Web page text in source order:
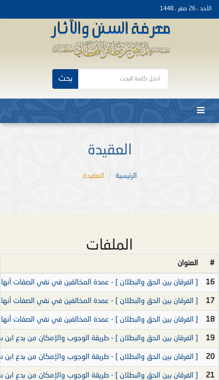
الأحد ، 26 صفر ، 1448
بحث
العقيدة
الرئيسية العقيدة
الملفات
# العنوان
16 [ الفرقان بين الحق والبطلان ] - عمدة المخالفين في نفي الصفات أنها
17 [ الفرقان بين الحق والبطلان ] - عمدة المخالفين في نفي الصفات أنها
18 [ الفرقان بين الحق والبطلان ] - عمدة المخالفين في نفي الصفات أنها
19 [ الفرقان بين الحق والبطلان ] - طريقة الوجوب والإمكان من بدع ابن
20 [ الفرقان بين الحق والبطلان ] - طريقة الوجوب والإمكان من بدع ابن
21 [ الفرقان بين الحق والبطلان ] - طريقة الوجوب والإمكان من بدع ابن